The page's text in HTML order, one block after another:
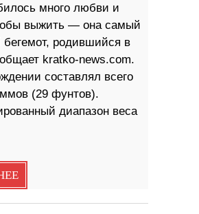
много любви и
выжить — она ​​самый
бегемот, родившийся в
kratko-news.com.
составлял всего
(29 фунтов).
диапазон веса